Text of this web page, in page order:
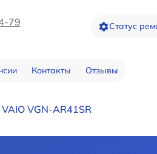
79 Статус
Контакты Отзывы
VGN-AR41SR